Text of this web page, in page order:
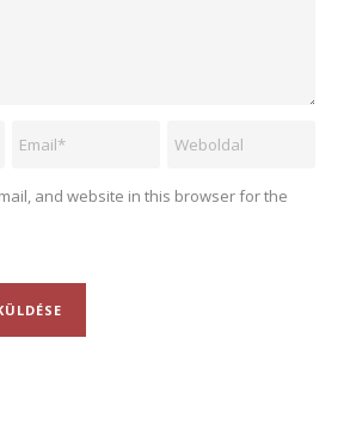
and website in this browser for the